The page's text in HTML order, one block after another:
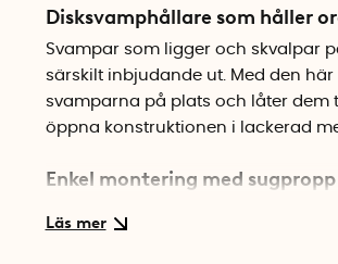
Disksvamphållare som håller
Svampar som ligger och skvalpar
särskilt inbjudande ut. Med den
svamparna på plats och låter dem
öppna konstruktionen i lackerad
Enkel montering med sugpropp